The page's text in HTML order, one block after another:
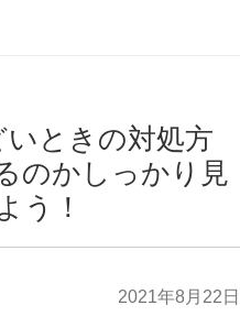
ときの対処方
のかしっかり見
う！
2021年8月22日